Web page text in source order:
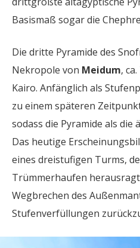
Basismaß sogar die
Die dritte Pyramide des
Nekropole von Meidum,
Kairo. Anfänglich als
zu einem späteren
sodass die Pyramide als die
Das heutige
eines dreistufigen Turms,
Trümmerhaufen
Wegbrechen des
Stufenverfüllungen